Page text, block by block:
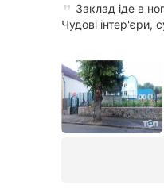
Чернівці
Івано-Франківськ
Луцьк
Заклад іде в
Чудові інтер'єри,